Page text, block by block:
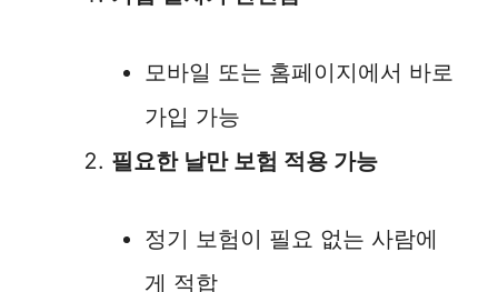
모바일 또는 홈페이지에서 바로
가입 가능
필요한 날만 보험 적용 가능
정기 보험이 필요 없는 사람에
게 적합